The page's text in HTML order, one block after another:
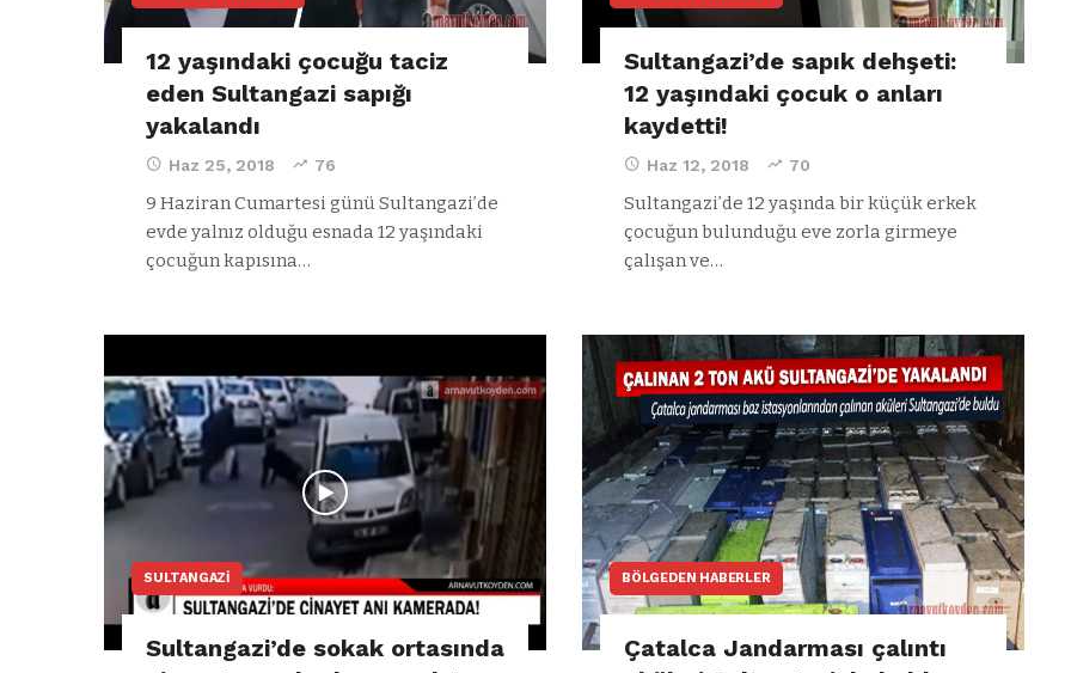
12 yaşındaki çocuğu taciz
eden Sultangazi sapığı
yakalandı
Haz 25, 2018 76
9 Haziran Cumartesi günü Sultangazi’de
evde yalnız olduğu esnada 12 yaşındaki
çocuğun kapısına…
Sultangazi’de sapık dehşeti:
12 yaşındaki çocuk o anları
kaydetti!
Haz 12, 2018 70
Sultangazi’de 12 yaşında bir küçük erkek
çocuğun bulunduğu eve zorla girmeye
çalışan ve…
SULTANGAZI
Sultangazi’de sokak ortasında
BÖLGEDEN HABERLER
Çatalca Jandarması çalıntı
ve
ARNAVUTKÖY
nüfusu 2024
yılında
344.868’e ulaştı
VIDEO GALERI
Taşoluk’ta seyir
halindeki
otomobil alev
alev yandı.